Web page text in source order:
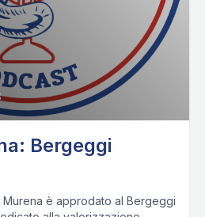
Bergeggi
Murena è approdato al Bergeggi